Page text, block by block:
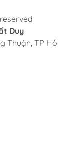
Duy
Thuận, TP Hồ